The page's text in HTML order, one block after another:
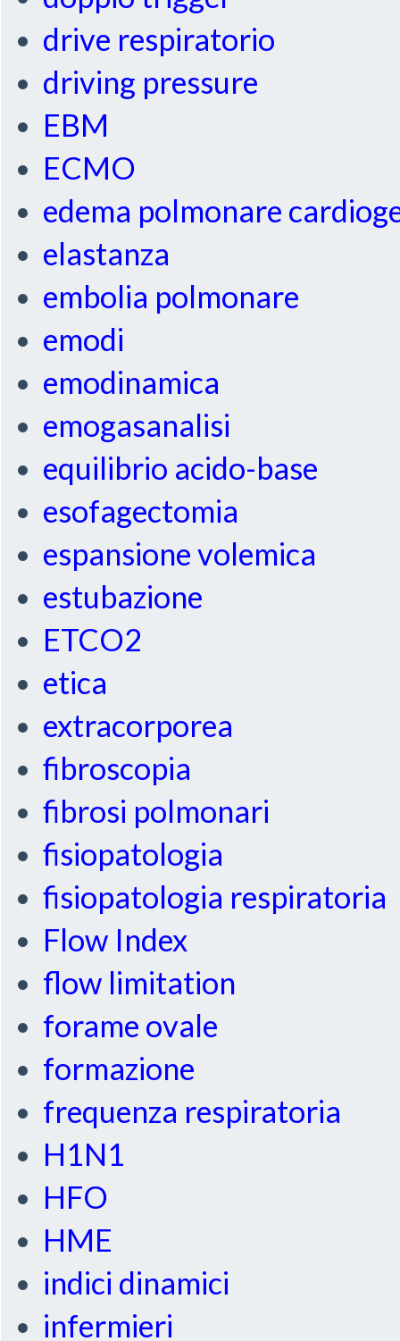
drive respiratorio
driving pressure
EBM
ECMO
edema polmonare
elastanza
embolia polmonare
emodi
emodinamica
emogasanalisi
equilibrio acido-base
esofagectomia
espansione volemica
estubazione
ETCO2
etica
extracorporea
fibroscopia
fibrosi polmonari
fisiopatologia
fisiopatologia respiratoria
Flow Index
flow limitation
forame ovale
formazione
frequenza respiratoria
H1N1
HFO
HME
indici dinamici
infermieri